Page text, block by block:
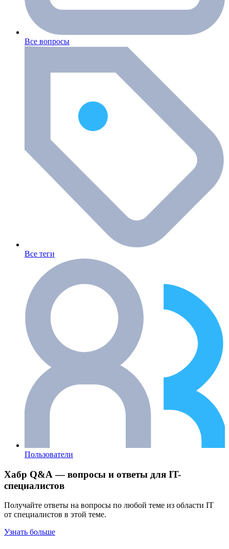
Все вопросы
Все теги
Пользователи
Хабр Q&A — вопросы и ответы для IT-
специалистов
Получайте ответы на вопросы по любой теме из области IT
от специалистов в этой теме.
Узнать больше